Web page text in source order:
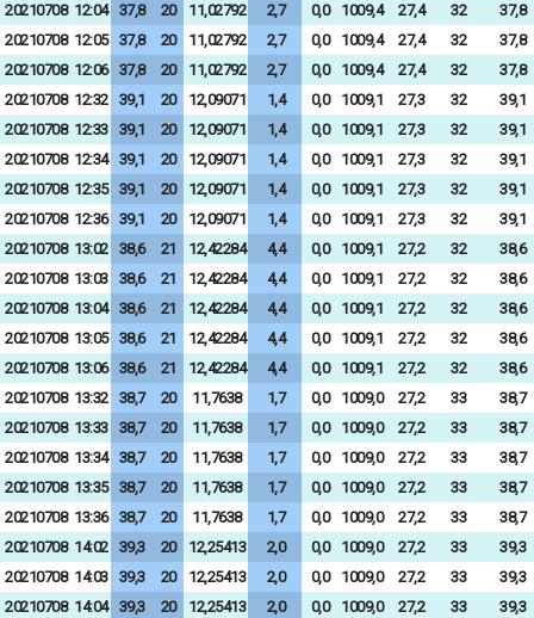
20210708 12:04 37,8 20 11,02792 2,7 0,0 1009,4 27,4 32
37,8
20210708 12:05 37,8 20 11,02792 2,7 0,0 1009,4 27,4 32
37,8
20210708 12:06 37,8 20 11,02792 2,7 0,0 1009,4 27,4 32
37,8
20210708 12:32 39,1 20 12,09071 1,4 0,0 1009,1 27,3 32
39,1
20210708 12:33 39,1 20 12,09071 1,4 0,0 1009,1 27,3 32
39,1
20210708 12:34 39,1 20 12,09071 1,4 0,0 1009,1 27,3 32
39,1
20210708 12:35 39,1 20 12,09071 1,4 0,0 1009,1 27,3 32
39,1
20210708 12:36 39,1 20 12,09071 1,4 0,0 1009,1 27,3 32
39,1
20210708 13:02 38,6 21 12,42284 4,4 0,0 1009,1 27,2 32
38,6
20210708 13:03 38,6 21 12,42284 4,4 0,0 1009,1 27,2 32
38,6
20210708 13:04 38,6 21 12,42284 4,4 0,0 1009,1 27,2 32
38,6
20210708 13:05 38,6 21 12,42284 4,4 0,0 1009,1 27,2 32
38,6
20210708 13:06 38,6 21 12,42284 4,4 0,0 1009,1 27,2 32
38,6
20210708 13:32 38,7 20 11,7638 1,7 0,0 1009,0 27,2 33
38,7
20210708 13:33 38,7 20 11,7638 1,7 0,0 1009,0 27,2 33
38,7
20210708 13:34 38,7 20 11,7638 1,7 0,0 1009,0 27,2 33
38,7
20210708 13:35 38,7 20 11,7638 1,7 0,0 1009,0 27,2 33
38,7
20210708 13:36 38,7 20 11,7638 1,7 0,0 1009,0 27,2 33
38,7
20210708 14:02 39,3 20 12,25413 2,0 0,0 1009,0 27,2 33
39,3
20210708 14:03 39,3 20 12,25413 2,0 0,0 1009,0 27,2 33
39,3
20210708 14:04 39,3 20 12,25413 2,0 0,0 1009,0 27,2 33
39,3